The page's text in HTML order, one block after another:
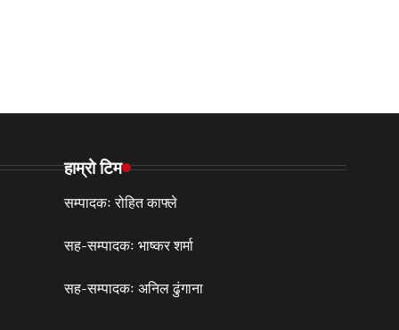
हाम्रो टिम
सम्पादकः रोहित काफ्ले
सह-सम्पादकः भाष्कर शर्मा
सह-सम्पादकः अनिल ढुंगाना